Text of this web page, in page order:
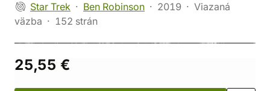
Star Trek Ben Robinson 2019
Viazaná
väzba
152 strán
25,55 €